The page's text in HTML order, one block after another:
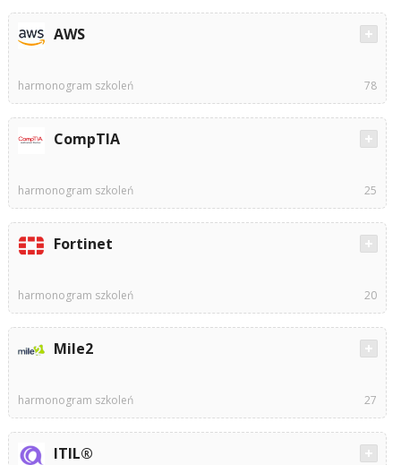
AWS
harmonogram szkoleń 78
CompTIA
harmonogram szkoleń 25
Fortinet
harmonogram szkoleń 20
Mile2
harmonogram szkoleń 27
ITIL®